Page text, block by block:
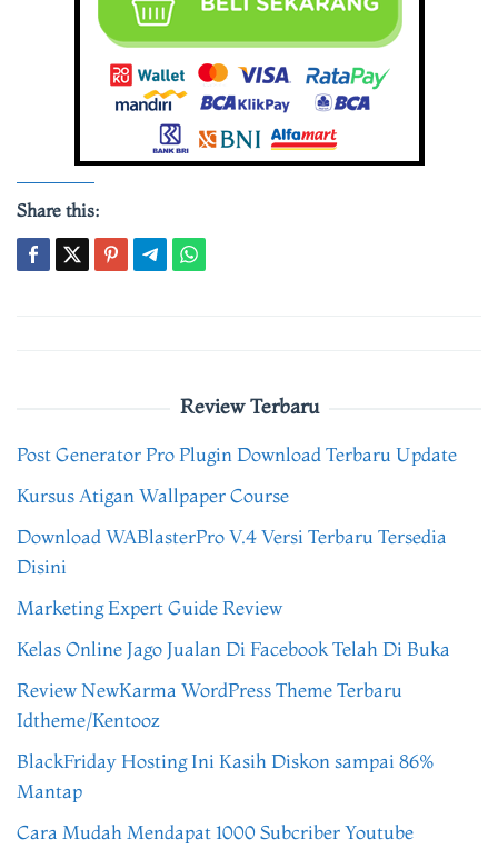
Share this:
Review Terbaru
Post Generator Pro Plugin Download Terbaru Update
Kursus Atigan Wallpaper Course
Download WABlasterPro V.4 Versi Terbaru Tersedia
Disini
Marketing Expert Guide Review
Kelas Online Jago Jualan Di Facebook Telah Di Buka
Review NewKarma WordPress Theme Terbaru
Idtheme/Kentooz
BlackFriday Hosting Ini Kasih Diskon sampai 86%
Mantap
Cara Mudah Mendapat 1000 Subcriber Youtube